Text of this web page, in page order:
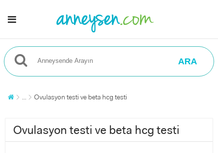
ARA
... Ovulasyon testi ve beta hcg testi
Ovulasyon testi ve beta hcg testi